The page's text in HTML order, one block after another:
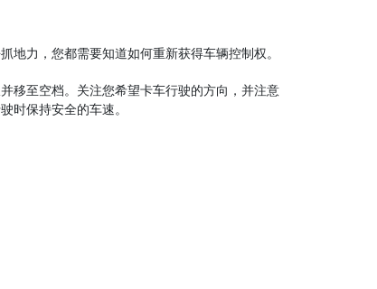
力，您都需要知道如何重新获得车辆控制权。
移至空档。关注您希望卡车行驶的方向，并注意
时保持安全的车速。